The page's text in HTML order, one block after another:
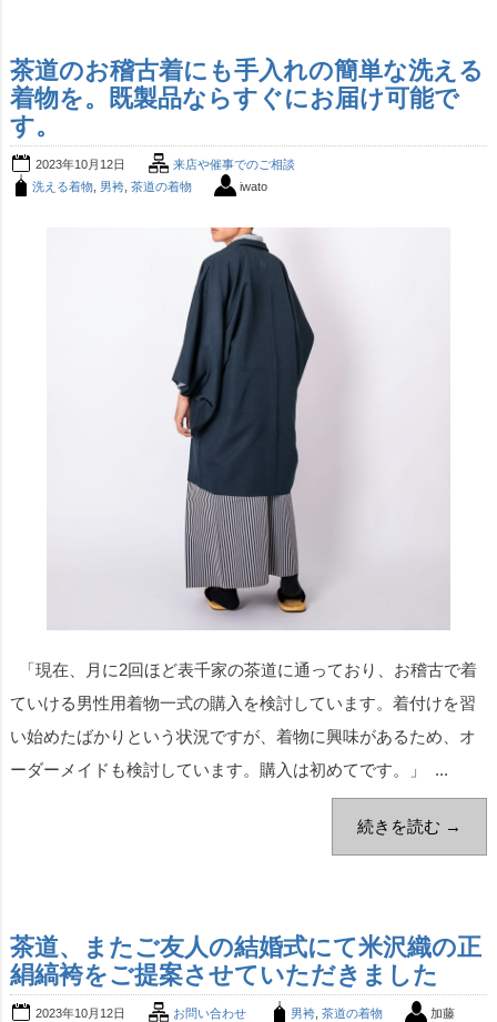
茶道のお稽古着にも手入れの簡単な洗える
着物を。既製品ならすぐにお届け可能で
す。
2023年10月12日
来店や催事でのご相談
洗える着物, 男袴, 茶道の着物 iwato
「現在、月に2回ほど表千家の茶道に通っており、お稽古で着
ていける男性用着物一式の購入を検討しています。着付けを習
い始めたばかりという状況ですが、着物に興味があるため、オ
ーダーメイドも検討しています。購入は初めてです。」 ...
続きを読む →
茶道、またご友人の結婚式にて米沢織の正
絹縞袴をご提案させていただきました
2023年10月12日 お問い合わせ 男袴, 茶道の着物 加藤